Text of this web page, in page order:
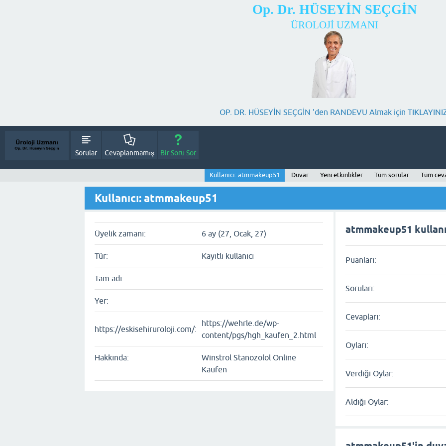
Op. Dr. HÜSEYİN SEÇGİN
ÜROLOJİ UZMANI
OP. DR. HÜSEYİN SEÇGİN 'den RANDEVU Almak için
Sorular Cevaplanmamış Bir Soru Sor
Kullanıcı: atmmakeup51 Duvar Yeni etkinlikler Tüm sorular Tüm
Kullanıcı: atmmakeup51
Üyelik zamanı: 6 ay (27, Ocak, 27)
Tür: Kayıtlı kullanıcı
Tam adı:
Yer:
https://eskisehiruroloji.com/:
https://wehrle.de/wp-
content/pgs/hgh_kaufen_2.html
Hakkında:
Winstrol Stanozolol Online
Kaufen
atmmakeup51
Puanları:
Soruları:
Cevapları:
Oyları:
Verdiği Oylar:
Aldığı Oylar: